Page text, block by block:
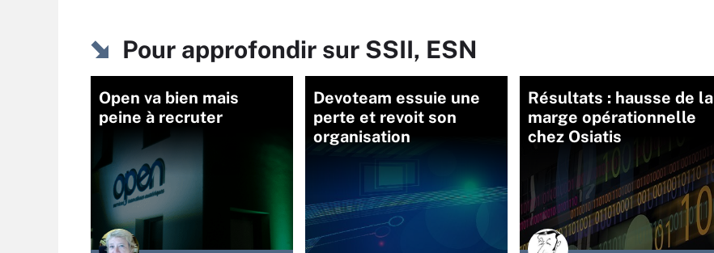
Pour approfondir sur SSII, ESN
Open va bien mais
peine à recruter
Devoteam essuie une
perte et revoit son
organisation
Résultats : hausse de la
marge opérationnelle
chez Osiatis